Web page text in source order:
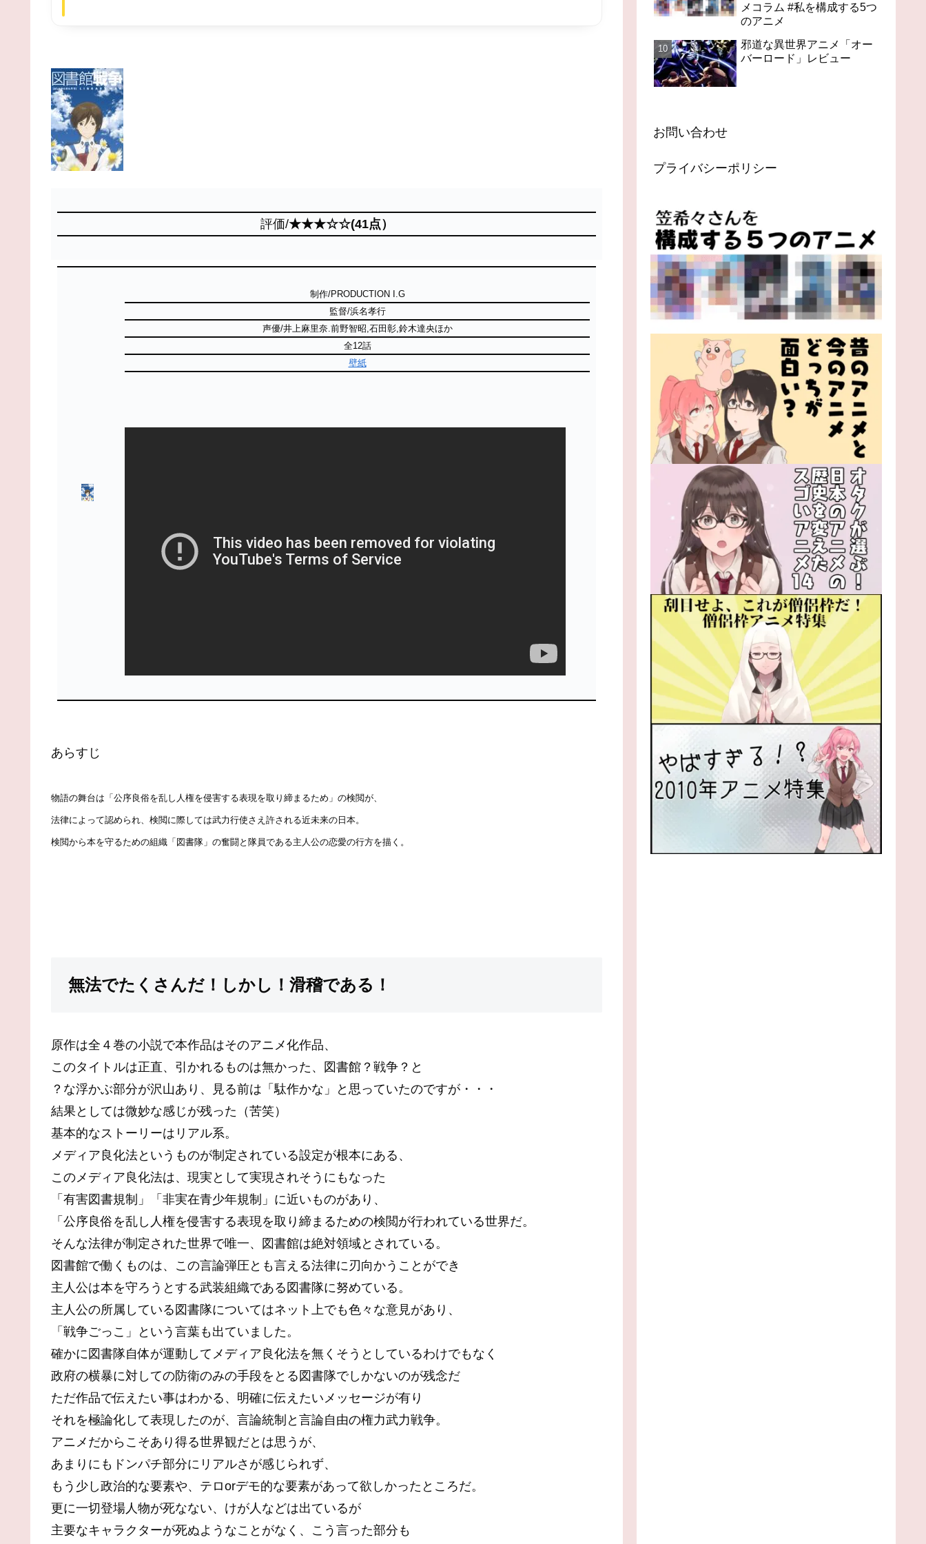
評価/★★★☆☆(41点）
制作/PRODUCTION I.G
監督/浜名孝行
声優/井上麻里奈.前野智昭,石田彰,鈴木達央ほか
全12話
壁紙
あらすじ
物語の舞台は「公序良俗を乱し人権を侵害する表現を取り締まるため」の検閲が、
法律によって認められ、検閲に際しては武力行使さえ許される近未来の日本。
検閲から本を守るための組織「図書隊」の奮闘と隊員である主人公の恋愛の行方を描く。
無法でたくさんだ！しかし！滑稽である！
原作は全４巻の小説で本作品はそのアニメ化作品、
このタイトルは正直、引かれるものは無かった、図書館？戦争？と
？な浮かぶ部分が沢山あり、見る前は「駄作かな」と思っていたのですが・・・
結果としては微妙な感じが残った（苦笑）
基本的なストーリーはリアル系。
メディア良化法というものが制定されている設定が根本にある、
このメディア良化法は、現実として実現されそうにもなった
「有害図書規制」「非実在青少年規制」に近いものがあり、
「公序良俗を乱し人権を侵害する表現を取り締まるための検閲が行われている世界だ。
そんな法律が制定された世界で唯一、図書館は絶対領域とされている。
図書館で働くものは、この言論弾圧とも言える法律に刃向かうことができ
主人公は本を守ろうとする武装組織である図書隊に努めている。
主人公の所属している図書隊についてはネット上でも色々な意見があり、
「戦争ごっこ」という言葉も出ていました。
確かに図書隊自体が運動してメディア良化法を無くそうとしているわけでもなく
政府の横暴に対しての防衛のみの手段をとる図書隊でしかないのが残念だ
ただ作品で伝えたい事はわかる、明確に伝えたいメッセージが有り
それを極論化して表現したのが、言論統制と言論自由の権力武力戦争。
アニメだからこそあり得る世界観だとは思うが、
あまりにもドンパチ部分にリアルさが感じられず、
もう少し政治的な要素や、テロorデモ的な要素があって欲しかったところだ。
更に一切登場人物が死なない、けが人などは出ているが
主要なキャラクターが死ぬようなことがなく、こう言った部分も
メコラム #私を構成する5つ
のアニメ
邪道な異世界アニメ「オー
バーロード」レビュー
お問い合わせ
プライバシーポリシー